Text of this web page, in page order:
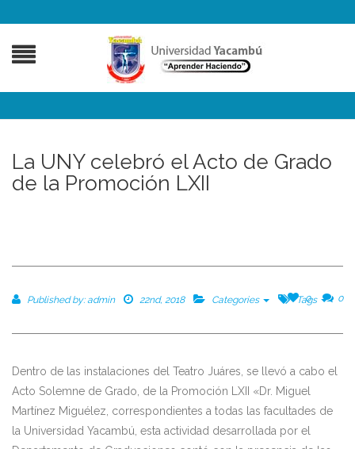
La UNY celebró el Acto de Grado
de la Promoción LXII
Published by:admin 22nd, 2018 Categories Tags 0
0
Dentro de las instalaciones del Teatro Juáres, se llevó a cabo el
Acto Solemne de Grado, de la Promoción LXII «Dr. Miguel
Martínez Miguélez, correspondientes a todas las facultades de
la Universidad Yacambú, esta actividad desarrollada por el